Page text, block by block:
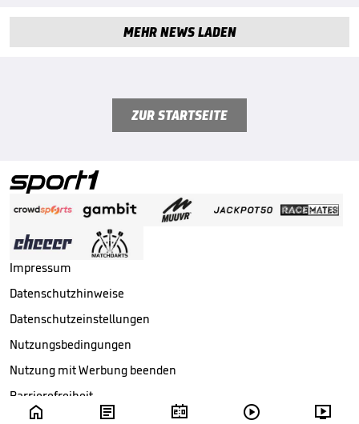
MEHR NEWS LADEN
    
ZUR STARTSEITE
Impressum
Datenschutzhinweise
Datenschutzeinstellungen
Nutzungsbedingungen
Nutzung mit Werbung beenden
Barrierefreiheit
Copyright © Sport1 GmbH. Alle Rechte vorbehalten.